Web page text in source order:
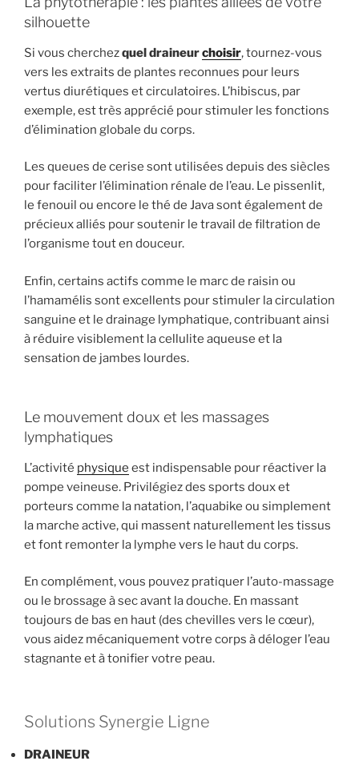
silhouette
Si vous cherchezquel draineurchoisir, tournez-vous
vers les extraits de plantes reconnues pour leurs
vertus diurétiques et circulatoires. L’hibiscus, par
exemple, est très apprécié pour stimuler les fonctions
d’élimination globale du corps.
Les queues de cerise sont utilisées depuis des siècles
pour faciliter l’élimination rénale de l’eau. Le pissenlit,
le fenouil ou encore le thé de Java sont également de
précieux alliés pour soutenir le travail de filtration de
l’organisme tout en douceur.
Enfin, certains actifs comme le marc de raisin ou
l’hamamélis sont excellents pour stimuler la circulation
sanguine et le drainage lymphatique, contribuant ainsi
à réduire visiblement la cellulite aqueuse et la
sensation de jambes lourdes.
Le mouvement doux et les massages
lymphatiques
L’activité physique est indispensable pour réactiver la
pompe veineuse. Privilégiez des sports doux et
porteurs comme la natation, l’aquabike ou simplement
la marche active, qui massent naturellement les tissus
et font remonter la lymphe vers le haut du corps.
En complément, vous pouvez pratiquer l’auto-massage
ou le brossage à sec avant la douche. En massant
toujours de bas en haut (des chevilles vers le cœur),
vous aidez mécaniquement votre corps à déloger l’eau
stagnante et à tonifier votre peau.
Solutions Synergie Ligne
DRAINEUR